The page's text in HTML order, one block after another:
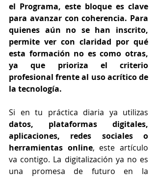
el Programa, este bloque es clave
para avanzar con coherencia. Para
quienes aún no se han inscrito,
permite ver con claridad por qué
esta formación no es como otras,
ya que prioriza el criterio
profesional frente al uso acrítico de
la tecnología.
datos, plataformas digitales,
aplicaciones, redes sociales o
herramientas online, este artículo
va contigo. La digitalización ya no es
una promesa de futuro en la